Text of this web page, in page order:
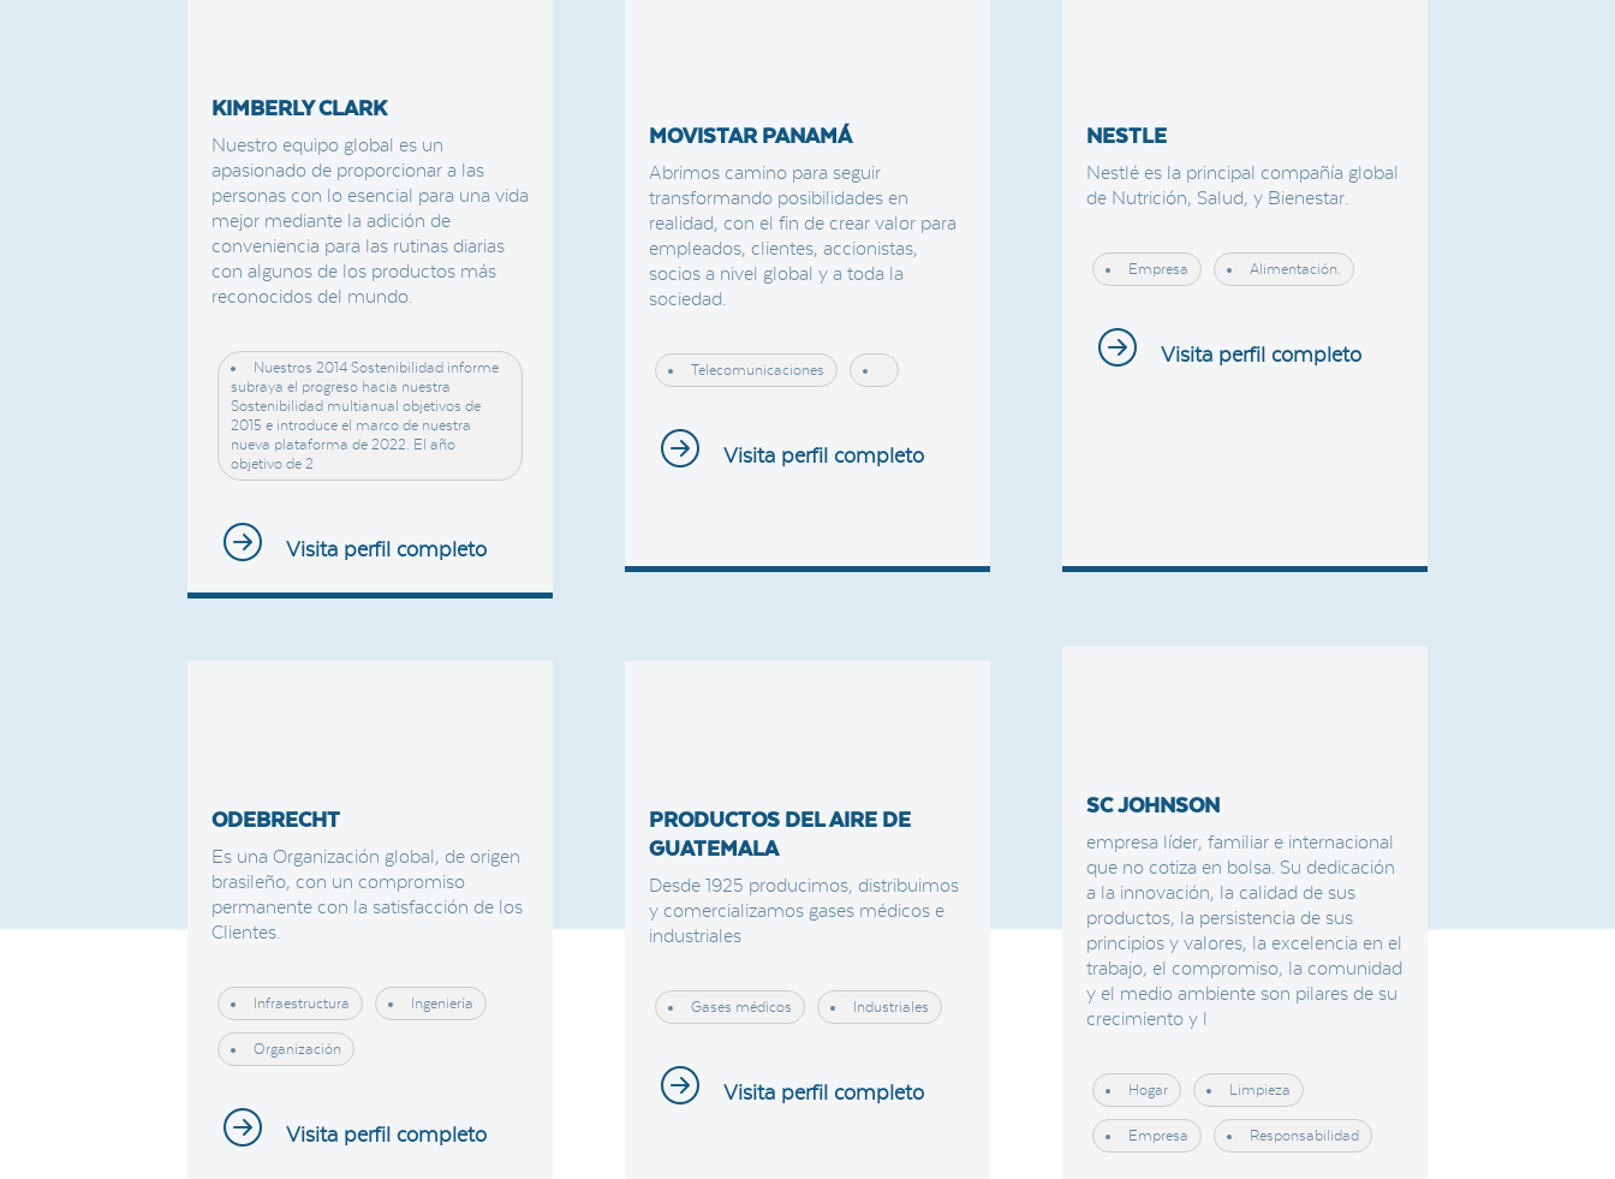
KIMBERLY CLARK
Nuestro equipo global es un
apasionado de proporcionar a las
personas con lo esencial para una vida
mejor mediante la adición de
conveniencia para las rutinas diarias
con algunos de los productos más
reconocidos del mundo.
Nuestros 2014 Sostenibilidad informe
subraya el progreso hacia nuestra
Sostenibilidad multianual objetivos de
2015 e introduce el marco de nuestra
nueva plataforma de 2022. El año
objetivo de 2
Visita perfil completo
MOVISTAR PANAMÁ
Abrimos camino para seguir
transformando posibilidades en
realidad, con el fin de crear valor para
empleados, clientes, accionistas,
socios a nivel global y a toda la
sociedad.
Telecomunicaciones
Visita perfil completo
NESTLE
Nestlé es la principal compañía global
de Nutrición, Salud, y Bienestar.
Empresa Alimentación.
Visita perfil completo
ODEBRECHT
Es una Organización global, de origen
brasileño, con un compromiso
permanente con la satisfacción de los
Clientes.
Infraestructura Ingeniería
Organización
Visita perfil completo
PRODUCTOS DEL AIRE DE
GUATEMALA
Desde 1925 producimos, distribuimos
y comercializamos gases médicos e
industriales
Gases médicos Industriales
Visita perfil completo
SC JOHNSON
empresa líder, familiar e internacional
que no cotiza en bolsa. Su dedicación
a la innovación, la calidad de sus
productos, la persistencia de sus
principios y valores, la excelencia en el
trabajo, el compromiso, la comunidad
y el medio ambiente son pilares de su
crecimiento y l
Hogar Limpieza
Empresa Responsabilidad